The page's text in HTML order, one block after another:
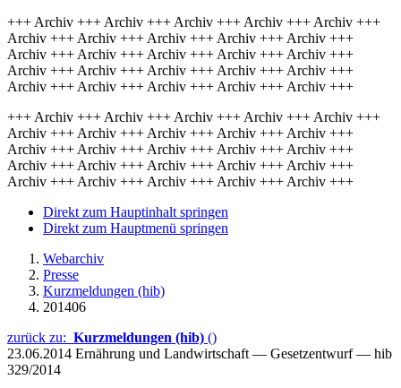
+++ Archiv +++ Archiv +++ Archiv +++ Archiv +++ Archiv +++
Archiv +++ Archiv +++ Archiv +++ Archiv +++ Archiv +++
Archiv +++ Archiv +++ Archiv +++ Archiv +++ Archiv +++
Archiv +++ Archiv +++ Archiv +++ Archiv +++ Archiv +++
Archiv +++ Archiv +++ Archiv +++ Archiv +++ Archiv +++
+++ Archiv +++ Archiv +++ Archiv +++ Archiv +++ Archiv +++
Archiv +++ Archiv +++ Archiv +++ Archiv +++ Archiv +++
Archiv +++ Archiv +++ Archiv +++ Archiv +++ Archiv +++
Archiv +++ Archiv +++ Archiv +++ Archiv +++ Archiv +++
Archiv +++ Archiv +++ Archiv +++ Archiv +++ Archiv +++
Direkt zum Hauptinhalt springen
Direkt zum Hauptmenü springen
Webarchiv
Presse
Kurzmeldungen (hib)
201406
zurück zu: Kurzmeldungen (hib) ()
23.06.2014 Ernährung und Landwirtschaft — Gesetzentwurf — hib
329/2014